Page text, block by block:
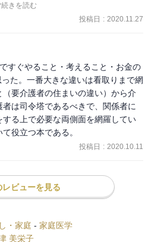
)
に有益)
可視化)
分担)
ない
理
分の居場所作る
自分の心情)
含め)
ないこと
続きを読む
投稿日 : 2020.11.27
すぐやること・考えること・お金の
た。一番大きな違いは看取りまで網
要介護者の住まいの違い）から介
は司令塔であるべきで、関係者に
る上で必要な両側面を網羅してい
役立つ本である。
投稿日 : 2020.10.11
レビューを見る
・家庭 - 家庭医学
美栄子